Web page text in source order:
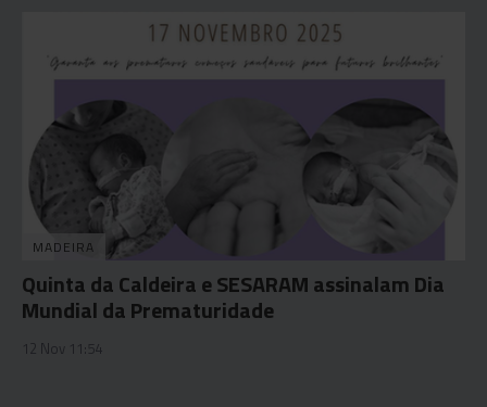
MADEIRA
Quinta da Caldeira e SESARAM assinalam Dia
Mundial da Prematuridade
12 Nov 11:54